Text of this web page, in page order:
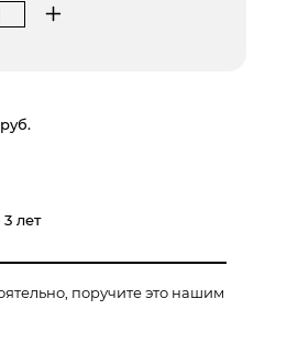
лет
поручите это нашим